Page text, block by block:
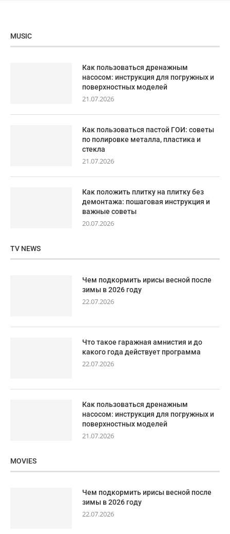
MUSIC
Как пользоваться дренажным
насосом: инструкция для погружных и
поверхностных моделей
21.07.2026
Как пользоваться пастой ГОИ: советы
по полировке металла, пластика и
стекла
21.07.2026
Как положить плитку на плитку без
демонтажа: пошаговая инструкция и
важные советы
20.07.2026
TV NEWS
Чем подкормить ирисы весной после
зимы в 2026 году
22.07.2026
Что такое гаражная амнистия и до
какого года действует программа
22.07.2026
Как пользоваться дренажным
насосом: инструкция для погружных и
поверхностных моделей
21.07.2026
MOVIES
Чем подкормить ирисы весной после
зимы в 2026 году
22.07.2026